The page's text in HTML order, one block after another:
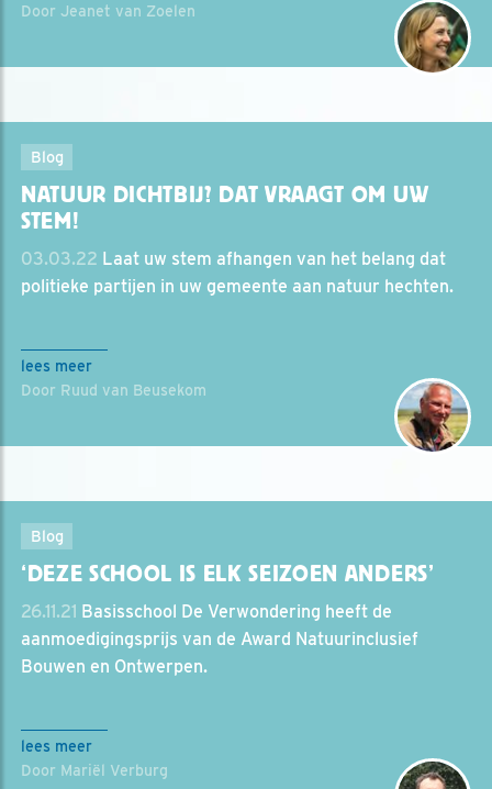
Door Jeanet van Zoelen
Blog
NATUUR DICHTBIJ? DAT VRAAGT OM UW
STEM!
03.03.22 Laat uw stem afhangen van het belang dat
politieke partijen in uw gemeente aan natuur hechten.
lees meer
Door Ruud van Beusekom
Blog
‘DEZE SCHOOL IS ELK SEIZOEN ANDERS’
26.11.21 Basisschool De Verwondering heeft de
aanmoedigingsprijs van de Award Natuurinclusief
Bouwen en Ontwerpen.
lees meer
Door Mariël Verburg